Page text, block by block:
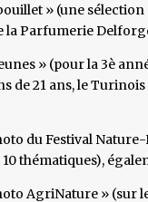
» (une
la Parfumerie
» (pour la 3è
de 21 ans, le
du Festival
thématiques),
AgriNature » (sur